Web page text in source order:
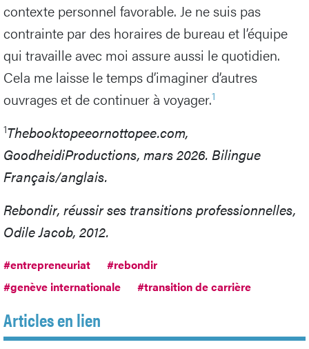
contexte personnel favorable. Je ne suis pas
contrainte par des horaires de bureau et l’équipe
qui travaille avec moi assure aussi le quotidien.
Cela me laisse le temps d’imaginer d’autres
ouvrages et de continuer à voyager.1
1Thebooktopeeornottopee.com,
GoodheidiProductions, mars 2026. Bilingue
Français/anglais.
Rebondir, réussir ses transitions professionnelles,
Odile Jacob, 2012.
#entrepreneuriat
#rebondir
#genève internationale
#transition de carrière
Articles en lien